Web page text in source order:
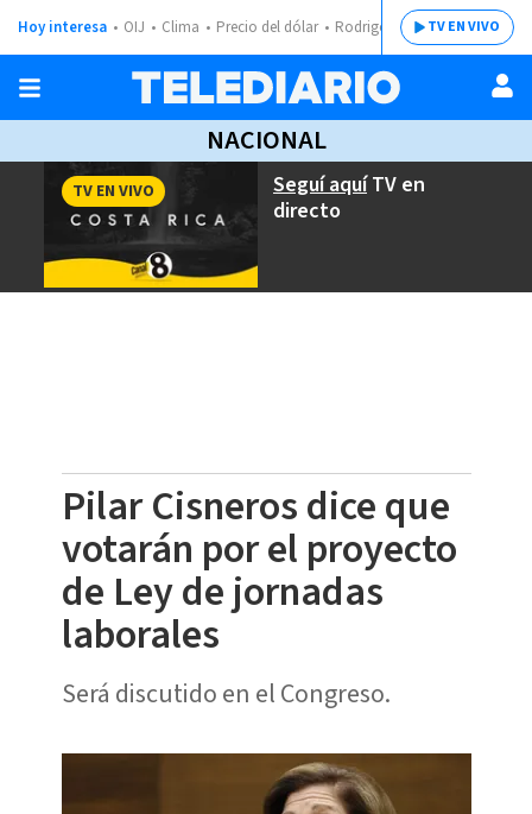
Hoy interesa OIJ Clima Precio del dólar Rodrigo ChavesTV EN VIVO
NACIONAL
Seguí aquíTV en
directo
TV EN VIVO
Pilar Cisneros dice que
votarán por el proyecto
de Ley de jornadas
laborales
Será discutido en el Congreso.